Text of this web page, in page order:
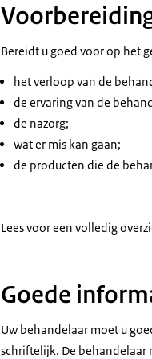
Bereidt u goed voor op het
het verloop van de
de ervaring van de
de nazorg;
wat er mis kan gaan;
de producten die de
Lees voor een volledig
Goede
Uw behandelaar moet u
schriftelijk. De behandelaar